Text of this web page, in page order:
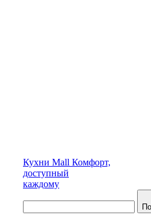
Кухни Mall Комфорт,
доступный
каждому